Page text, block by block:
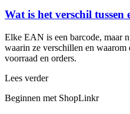
Wat is het verschil tussen
Elke EAN is een barcode, maar
waarin ze verschillen en
voorraad en orders.
Lees verder
Beginnen met ShopLinkr